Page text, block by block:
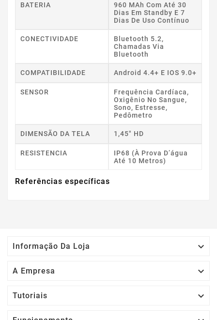
BATERIA
960 MAh Com Até 30
Dias Em Standby E 7
Dias De Uso Contínuo
CONECTIVIDADE
Bluetooth 5.2,
Chamadas Via
Bluetooth
COMPATIBILIDADE Android 4.4+ E IOS 9.0+
SENSOR
Frequência Cardíaca,
Oxigênio No Sangue,
Sono, Estresse,
Pedômetro
DIMENSÃO DA TELA 1,45" HD
RESISTENCIA
IP68 (à Prova D’água
Até 10 Metros)
Referências específicas
Informação Da Loja 
A Empresa 
Tutoriais 